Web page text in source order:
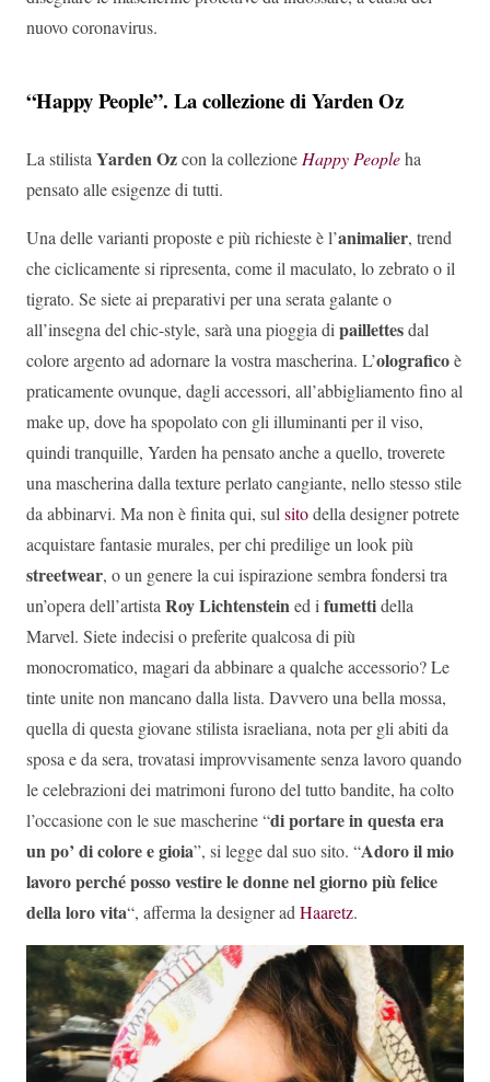
nuovo coronavirus.
“Happy People”. La collezione di Yarden Oz
La stilistaYarden Ozcon la collezioneHappy Peopleha
pensato alle esigenze di tutti.
Una delle varianti proposte e più richieste è l’animalier, trend
che ciclicamente si ripresenta, come il maculato, lo zebrato o il
tigrato. Se siete ai preparativi per una serata galante o
all’insegna del chic-style, sarà una pioggia dipaillettesdal
colore argento ad adornare la vostra mascherina. L’olograficoè
praticamente ovunque, dagli accessori, all’abbigliamento fino al
make up, dove ha spopolato con gli illuminanti per il viso,
quindi tranquille, Yarden ha pensato anche a quello, troverete
una mascherina dalla texture perlato cangiante, nello stesso stile
da abbinarvi. Ma non è finita qui, sulsitodella designer potrete
acquistare fantasie murales, per chi predilige un look più
streetwear, o un genere la cui ispirazione sembra fondersi tra
un’opera dell’artistaRoy Lichtensteined ifumettidella
Marvel. Siete indecisi o preferite qualcosa di più
monocromatico, magari da abbinare a qualche accessorio? Le
tinte unite non mancano dalla lista. Davvero una bella mossa,
quella di questa giovane stilista israeliana, nota per gli abiti da
sposa e da sera, trovatasi improvvisamente senza lavoro quando
le celebrazioni dei matrimoni furono del tutto bandite, ha colto
l’occasione con le sue mascherine “di portare in questa era
un po’ di colore e gioia”, si legge dal suo sito. “Adoro il mio
lavoro perché posso vestire le donne nel giorno più felice
della loro vita“, afferma la designer adHaaretz.